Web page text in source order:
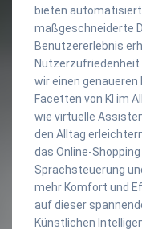
bieten
maßgeschneiderte
Benutzererlebnis
Nutzerzufriedenheit
wir einen
Facetten von KI im
wie virtuelle
den Alltag
das Online-
Sprachsteuerung
mehr Komfort und
auf dieser
Künstlichen